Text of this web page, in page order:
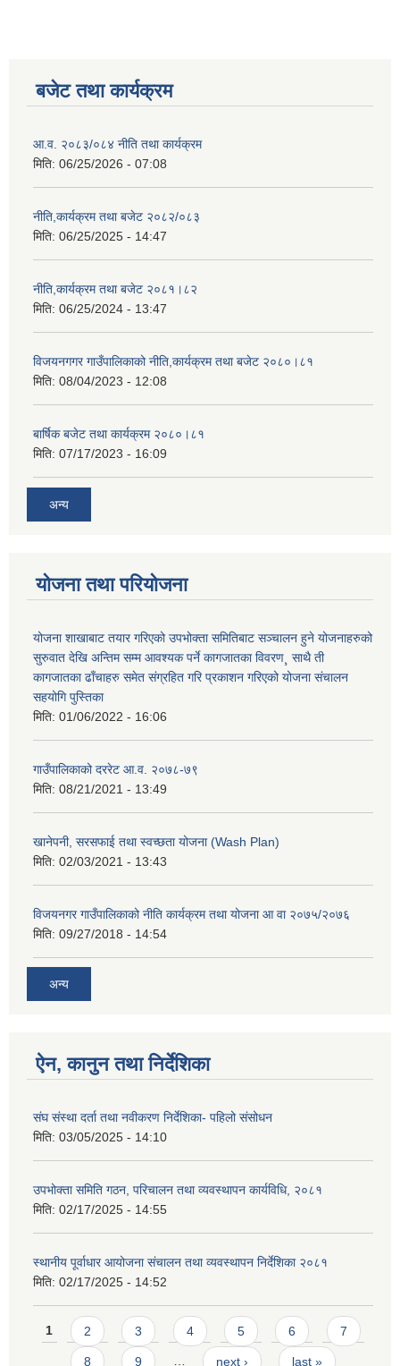
बजेट तथा कार्यक्रम
आ.व. २०८३/०८४ नीति तथा कार्यक्रम
मिति: 06/25/2026 - 07:08
नीति,कार्यक्रम तथा बजेट २०८२/०८३
मिति: 06/25/2025 - 14:47
नीति,कार्यक्रम तथा बजेट २०८१।८२
मिति: 06/25/2024 - 13:47
विजयनगगर गाउँपालिकाको नीति,कार्यक्रम तथा बजेट २०८०।८१
मिति: 08/04/2023 - 12:08
बार्षिक बजेट तथा कार्यक्रम २०८०।८१
मिति: 07/17/2023 - 16:09
अन्य
योजना तथा परियोजना
योजना शाखाबाट तयार गरिएको उपभोक्ता समितिबाट सञ्चालन हुने योजनाहरुको
सुरुवात देखि अन्तिम सम्म आवश्यक पर्ने कागजातका विवरण¸ साथै ती
कागजातका ढाँचाहरु समेत संग्रहित गरि प्रकाशन गरिएको योजना संचालन
सहयोगि पुस्तिका
मिति: 01/06/2022 - 16:06
गाउँपालिकाको दररेट आ.व. २०७८-७९
मिति: 08/21/2021 - 13:49
खानेपनी, सरसफाई तथा स्वच्छता योजना (Wash Plan)
मिति: 02/03/2021 - 13:43
विजयनगर गाउँपालिकाको नीति कार्यक्रम तथा योजना आ वा २०७५/२०७६
मिति: 09/27/2018 - 14:54
अन्य
ऐन, कानुन तथा निर्देशिका
संघ संस्था दर्ता तथा नवीकरण निर्देशिका- पहिलो संसोधन
मिति: 03/05/2025 - 14:10
उपभोक्ता समिति गठन, परिचालन तथा व्यवस्थापन कार्यविधि, २०८१
मिति: 02/17/2025 - 14:55
स्थानीय पूर्वाधार आयोजना संचालन तथा व्यवस्थापन निर्देशिका २०८१
मिति: 02/17/2025 - 14:52
Pages
1 2 3 4 5 6 7
8 9 … next › last »